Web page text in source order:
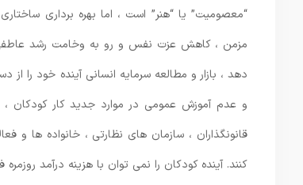
“معصومیت” یا “هنر” است ، اما بهره برداری
مزمن ، کاهش عزت نفس و رو به وخامت رشد عاطفی
دهد ، بازار و مطالعه سرمایه انسانی آینده خود را
و عدم آموزش عمومی در موارد جدید کار کودکان ،
قانونگذاران ، سازمان های نظارتی ، خانواده ها
کنند. آینده کودکان را نمی توان با هزینه درآمد